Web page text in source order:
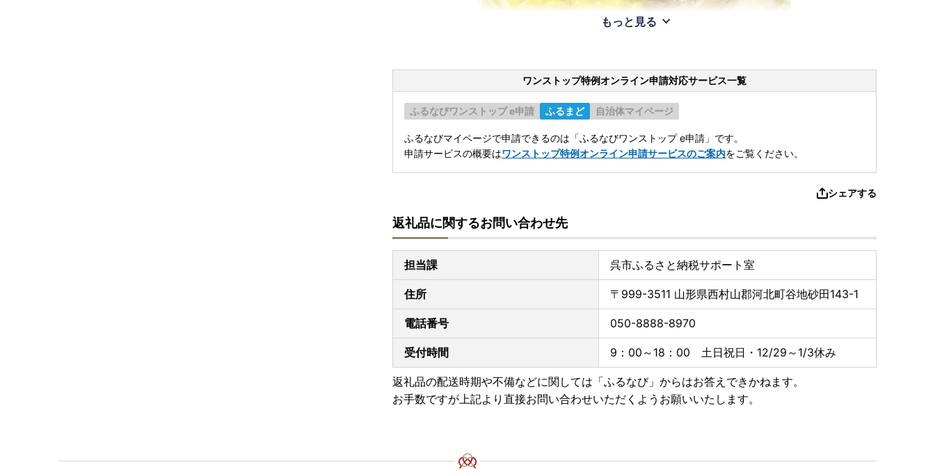
もっと見る
ワンストップ特例オンライン申請対応サービス一覧
ふるなびワンストップ e申請 ふるまど 自治体マイページ
ふるなびマイページで申請できるのは「ふるなびワンストップ e申請」です。
申請サービスの概要はワンストップ特例オンライン申請サービスのご案内をご覧ください。
シェアする
返礼品に関するお問い合わせ先
担当課 呉市ふるさと納税サポート室
住所 〒999-3511 山形県西村山郡河北町谷地砂田143-1
電話番号 050-8888-8970
受付時間 9：00～18：00 土日祝日・12/29～1/3休み
返礼品の配送時期や不備などに関しては「ふるなび」からはお答えできかねます。
お手数ですが上記より直接お問い合わせいただくようお願いいたします。